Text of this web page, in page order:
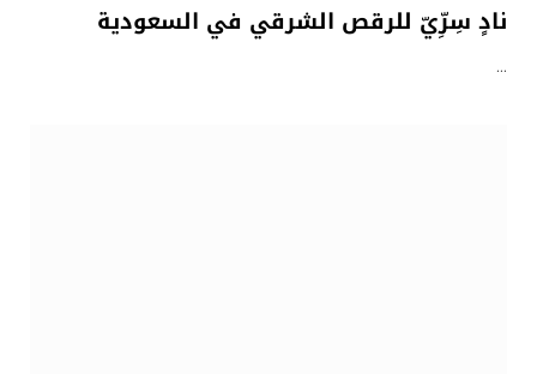
نادٍ سِرِّيّ للرقص الشرقي في السعودية
…